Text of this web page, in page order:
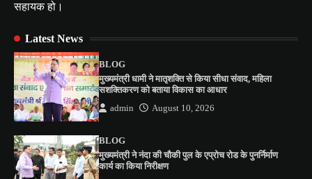
सहायक हो।
Latest News
BLOG
मुख्यमंत्री धामी ने मातृशक्ति से किया सीधा संवाद, महिला
सशक्तिकरण को बताया विकास का आधार
admin August 10, 2026
BLOG
मुख्यमंत्री ने नंदा की चौकी पुल के एप्रोच रोड के पुनर्निर्माण
कार्य का किया निरीक्षण